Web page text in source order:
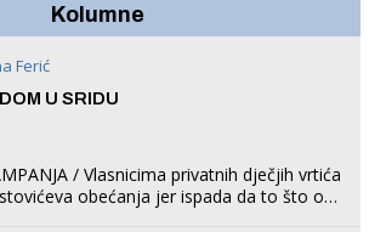
Kolumne
Ferić
U SRIDU
/ Vlasnicima privatnih dječjih vrtića
obećanja jer ispada da to što oni